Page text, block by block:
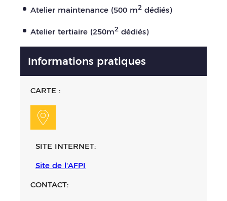
Atelier maintenance (500 m2 dédiés)
Atelier tertiaire (250m2 dédiés)
Informations pratiques
CARTE :
SITE INTERNET:
Site de l'AFPI
CONTACT: